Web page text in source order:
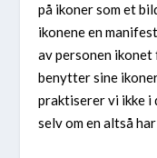
på ikoner som et
ikonene en
av personen
benytter sine
praktiserer vi ikke i
selv om en altså